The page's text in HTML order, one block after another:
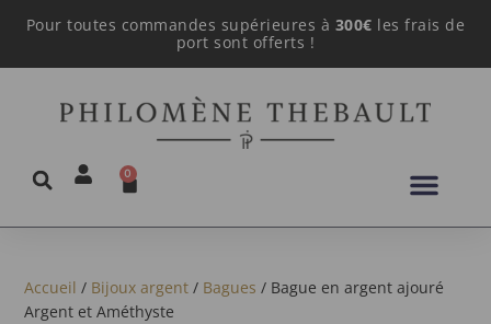
Pour toutes commandes supérieures à 300€ les frais de
port sont offerts !
0
Accueil / Bijoux argent / Bagues / Bague en argent ajouré
Argent et Améthyste